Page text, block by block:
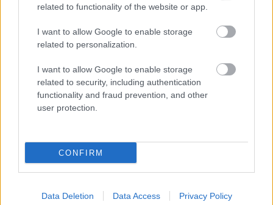
related to functionality of the website or app.
I want to allow Google to enable storage
related to personalization.
I want to allow Google to enable storage
related to security, including authentication
functionality and fraud prevention, and other
user protection.
CONFIRM
Data Deletion Data Access Privacy Policy
4 domáce triky, ako otvoriť fľašu vína aj
bez vývrtky. Stačí pár vecí, ktoré už máte
doma (video)